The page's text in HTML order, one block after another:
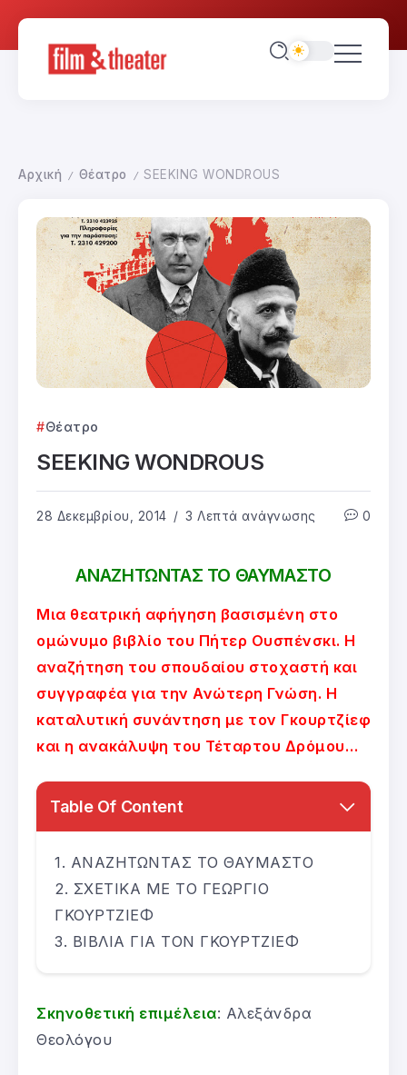
Αρχική / Θέατρο / SEEKING WONDROUS
Θέατρο
SEEKING WONDROUS
28 Δεκεμβρίου, 2014 3 Λεπτά ανάγνωσης 0
ΑΝΑΖΗΤΩΝΤΑΣ ΤΟ ΘΑΥΜΑΣΤΟ
Μια θεατρική αφήγηση βασισμένη στο
ομώνυμο βιβλίο του Πήτερ Ουσπένσκι. Η
αναζήτηση του σπουδαίου στοχαστή και
συγγραφέα για την Ανώτερη Γνώση. Η
καταλυτική συνάντηση με τον Γκουρτζίεφ
και η ανακάλυψη του Τέταρτου Δρόμου…
Table Of Content
ΑΝΑΖΗΤΩΝΤΑΣ ΤΟ ΘΑΥΜΑΣΤΟ
ΣΧΕΤΙΚΑ ΜΕ ΤΟ ΓΕΩΡΓΙΟ
ΓΚΟΥΡΤΖΙΕΦ
ΒΙΒΛΙΑ ΓΙΑ ΤΟΝ ΓΚΟΥΡΤΖΙΕΦ
Σκηνοθετική επιμέλεια: Αλεξάνδρα
Θεολόγου